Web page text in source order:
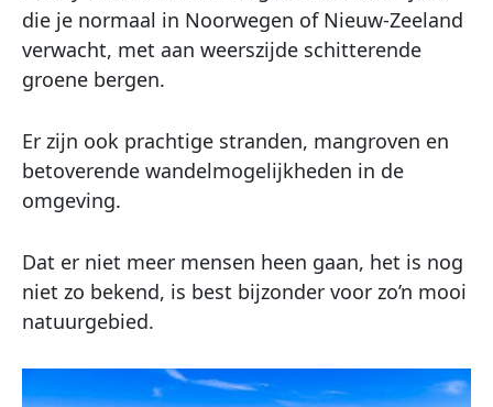
die je normaal in Noorwegen of Nieuw-Zeeland
verwacht, met aan weerszijde schitterende
groene bergen.
Er zijn ook prachtige stranden, mangroven en
betoverende wandelmogelijkheden in de
omgeving.
Dat er niet meer mensen heen gaan, het is nog
niet zo bekend, is best bijzonder voor zo’n mooi
natuurgebied.